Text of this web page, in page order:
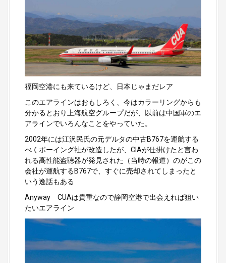
福岡空港にも来ているけど、日本じゃまだレア
このエアラインはおもしろく、今はカラーリングからも
分かるとおり上海航空グループだが、以前は中国軍のエ
アラインでいろんなことをやっていた。
2002年には江沢民氏の元デルタの中古B767を運航する
べくボーイング社が改造したが、CIAが仕掛けたと言わ
れる高性能盗聴器が発見された（当時の報道）のがこの
会社が運航するB767で、すぐに売却されてしまったと
いう逸話もある
Anyway CUAは貴重なので静岡空港で出会えれば狙い
たいエアライン